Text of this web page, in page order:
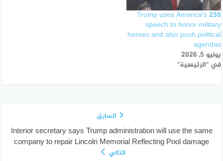
Trump uses America’s 250
speech to honor military
heroes and also push political
agendas
يوليو 5, 2026
في "الرئيسية"
السابق
Interior secretary says Trump administration will use the same
company to repair Lincoln Memorial Reflecting Pool damage
التالي